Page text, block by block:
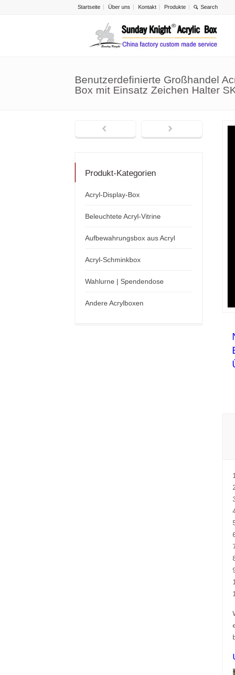
Startseite Über uns Kontakt Produkte
Benutzerdefinierte Großhandel
Box mit Einsatz Zeichen Halter
Produkt-Kategorien
Acryl-Display-Box
Beleuchtete Acryl-Vitrine
Aufbewahrungsbox aus Acryl
Acryl-Schminkbox
Wahlurne | Spendendose
Andere Acrylboxen